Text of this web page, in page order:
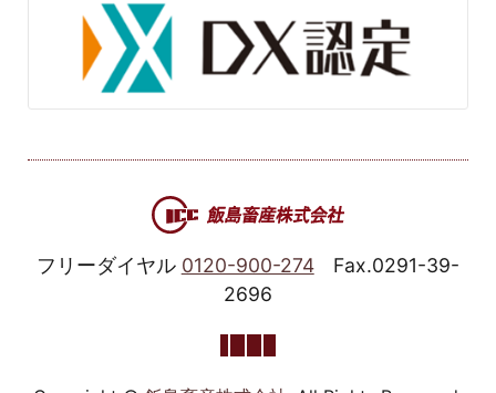
フリーダイヤル 0120-900-274
Fax.0291-39-
2696